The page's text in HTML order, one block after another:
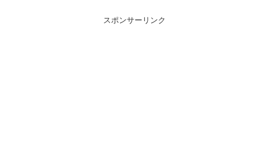
スポンサーリンク